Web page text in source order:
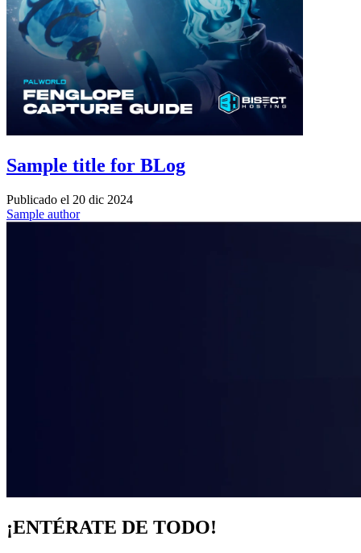
Sample title for BLog
Publicado el 20 dic 2024
Sample author
¡ENTÉRATE DE TODO!